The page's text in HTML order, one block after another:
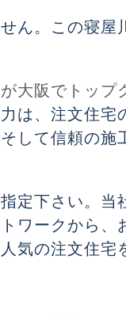
ん。この寝
大阪でトップ
は、注文住宅
して信頼の
定下さい。
ワークから
気の注文住宅